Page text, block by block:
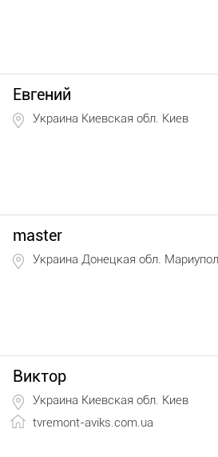
Евгений
Украина Киевская обл. Киев
master
Украина Донецкая обл.
Виктор
Украина Киевская обл. Киев
tvremont-aviks.com.ua